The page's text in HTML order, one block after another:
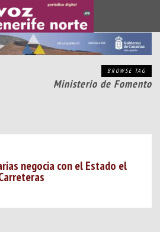
BROWSE TAG
Ministerio de Fomento
negocia con el Estado el